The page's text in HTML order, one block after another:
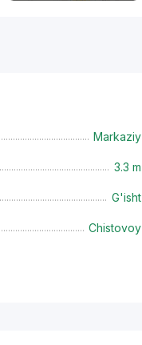
Markaziy
3.3 m
G'isht
Chistovoy